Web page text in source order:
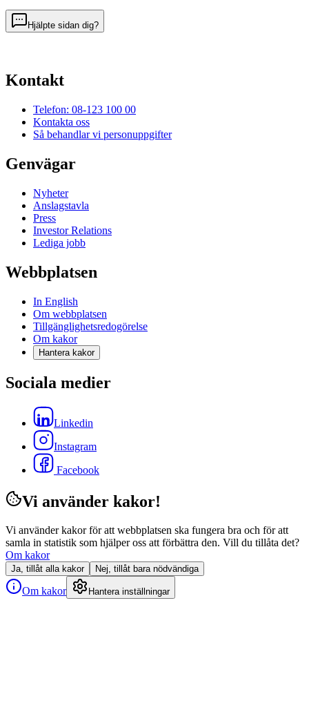
Hjälpte sidan dig?
Kontakt
Telefon: 08-123 100 00
Kontakta oss
Så behandlar vi personuppgifter
Genvägar
Nyheter
Anslagstavla
Press
Investor Relations
Lediga jobb
Webbplatsen
In English
Om webbplatsen
Tillgänglighetsredogörelse
Om kakor
Hantera kakor
Sociala medier
Linkedin
Instagram
Facebook
Vi använder kakor!
Vi använder kakor för att webbplatsen ska fungera bra och för att
samla in statistik som hjälper oss att förbättra den. Vill du tillåta det?
Om kakor
Ja, tillåt alla kakor Nej, tillåt bara nödvändiga
Om kakor Hantera inställningar